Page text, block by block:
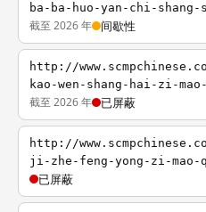
ba-ba-huo-yan-chi-shang-
截至 2026 年 间歇性
http://
kao-wen-shang-hai-zi-
截至 2026 年 已屏蔽
http://
ji-zhe-feng-yong-zi-mao-
已屏蔽